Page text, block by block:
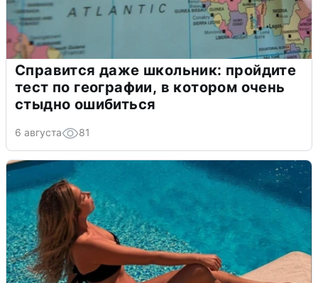
Справится даже школьник: пройдите
тест по географии, в котором очень
стыдно ошибиться
6 августа 81